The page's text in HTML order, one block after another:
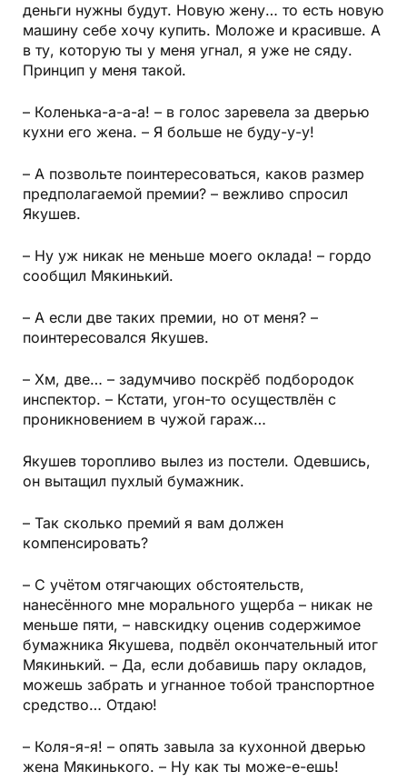
деньги нужны будут. Новую жену… то есть новую
машину себе хочу купить. Моложе и красивше. А
в ту, которую ты у меня угнал, я уже не сяду.
Принцип у меня такой.
– Коленька-а-а-а! – в голос заревела за дверью
кухни его жена. – Я больше не буду-у-у!
– А позвольте поинтересоваться, каков размер
предполагаемой премии? – вежливо спросил
Якушев.
– Ну уж никак не меньше моего оклада! – гордо
сообщил Мякинький.
– А если две таких премии, но от меня? –
поинтересовался Якушев.
– Хм, две… – задумчиво поскрёб подбородок
инспектор. – Кстати, угон-то осуществлён с
проникновением в чужой гараж…
Якушев торопливо вылез из постели. Одевшись,
он вытащил пухлый бумажник.
– Так сколько премий я вам должен
компенсировать?
– С учётом отягчающих обстоятельств,
нанесённого мне морального ущерба – никак не
меньше пяти, – навскидку оценив содержимое
бумажника Якушева, подвёл окончательный итог
Мякинький. – Да, если добавишь пару окладов,
можешь забрать и угнанное тобой транспортное
средство… Отдаю!
– Коля-я-я! – опять завыла за кухонной дверью
жена Мякинького. – Ну как ты може-е-ешь!